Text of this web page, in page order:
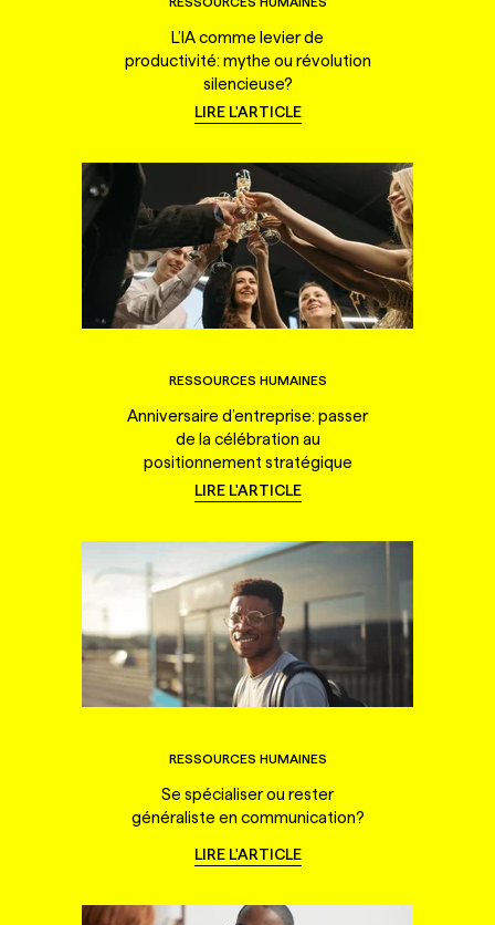
L’IA comme levier de
productivité: mythe ou révolution
silencieuse?
LIRE L'ARTICLE
RESSOURCES HUMAINES
Anniversaire d’entreprise: passer
de la célébration au
positionnement stratégique
LIRE L'ARTICLE
RESSOURCES HUMAINES
Se spécialiser ou rester
généraliste en communication?
LIRE L'ARTICLE